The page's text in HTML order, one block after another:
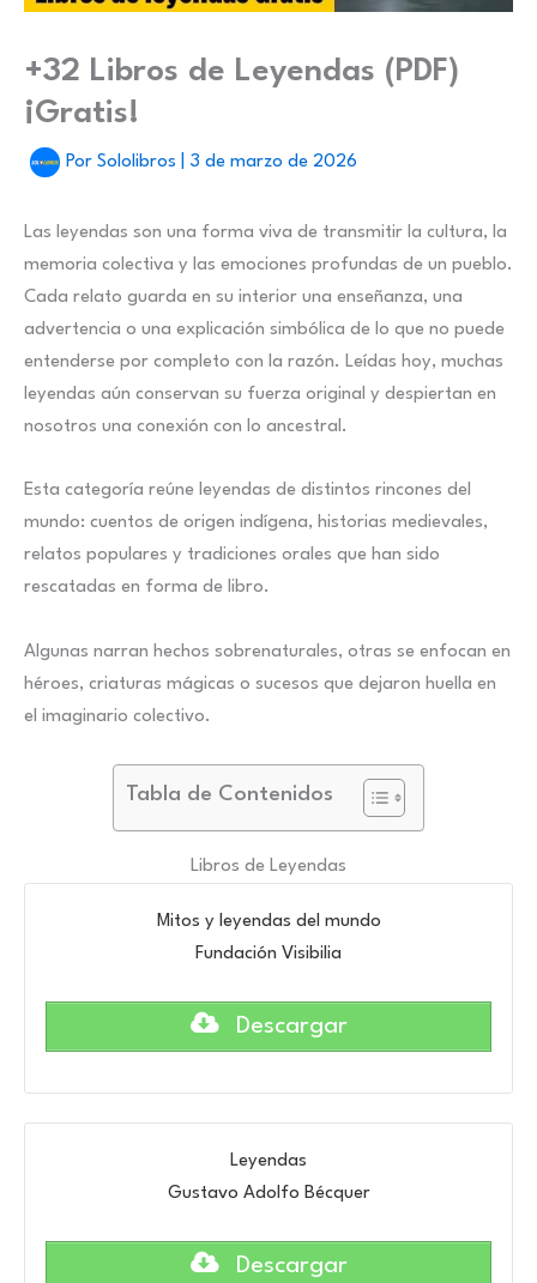
+32 Libros de Leyendas (PDF)
¡Gratis!
Por Sololibros 3 de marzo de 2026
Las leyendas son una forma viva de transmitir la cultura, la
memoria colectiva y las emociones profundas de un pueblo.
Cada relato guarda en su interior una enseñanza, una
advertencia o una explicación simbólica de lo que no puede
entenderse por completo con la razón. Leídas hoy, muchas
leyendas aún conservan su fuerza original y despiertan en
nosotros una conexión con lo ancestral.
Esta categoría reúne leyendas de distintos rincones del
mundo: cuentos de origen indígena, historias medievales,
relatos populares y tradiciones orales que han sido
rescatadas en forma de libro.
Algunas narran hechos sobrenaturales, otras se enfocan en
héroes, criaturas mágicas o sucesos que dejaron huella en
el imaginario colectivo.
Tabla de Contenidos
Libros de Leyendas
Mitos y leyendas del mundo
Fundación Visibilia
Descargar
Leyendas
Gustavo Adolfo Bécquer
Descargar